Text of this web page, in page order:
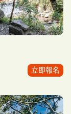
立即報名